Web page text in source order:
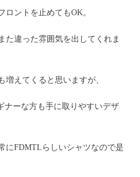
ロントを止めてもOK。
た違った雰囲気を出してくれま
増えてくると思いますが、
ナーな方も手に取りやすいデザ
にFDMTLらしいシャツなので是